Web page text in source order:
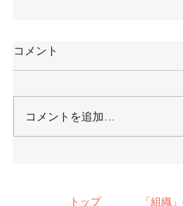
コメント
コメントを追加…
「組織
トップ